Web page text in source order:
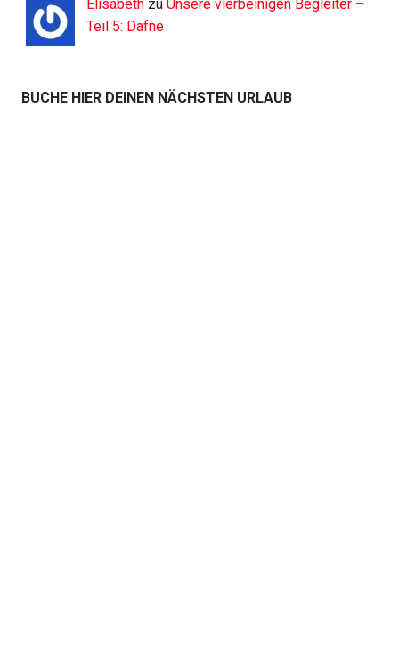
Elisabethzu Unsere vierbeinigen Begleiter –
Teil 5: Dafne
BUCHE HIER DEINEN NÄCHSTEN URLAUB